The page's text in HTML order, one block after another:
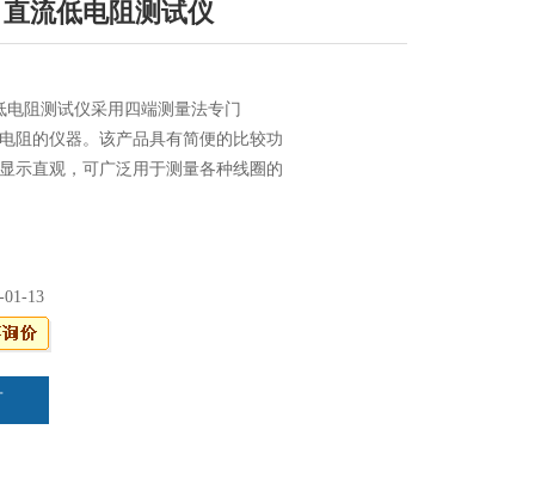
流低电阻测试仪
电阻测试仪采用四端测量法专门
阻的仪器。该产品具有简便的比较功
示直观，可广泛用于测量各种线圈的
01-13